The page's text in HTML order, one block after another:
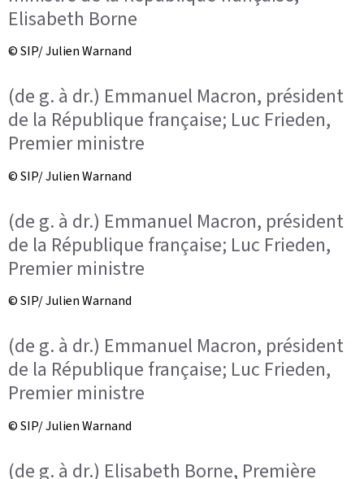
Elisabeth Borne
© SIP/ Julien Warnand
(de g. à dr.) Emmanuel Macron, président
de la République française; Luc Frieden,
Premier ministre
© SIP/ Julien Warnand
(de g. à dr.) Emmanuel Macron, président
de la République française; Luc Frieden,
Premier ministre
© SIP/ Julien Warnand
(de g. à dr.) Emmanuel Macron, président
de la République française; Luc Frieden,
Premier ministre
© SIP/ Julien Warnand
(de g. à dr.) Elisabeth Borne, Première